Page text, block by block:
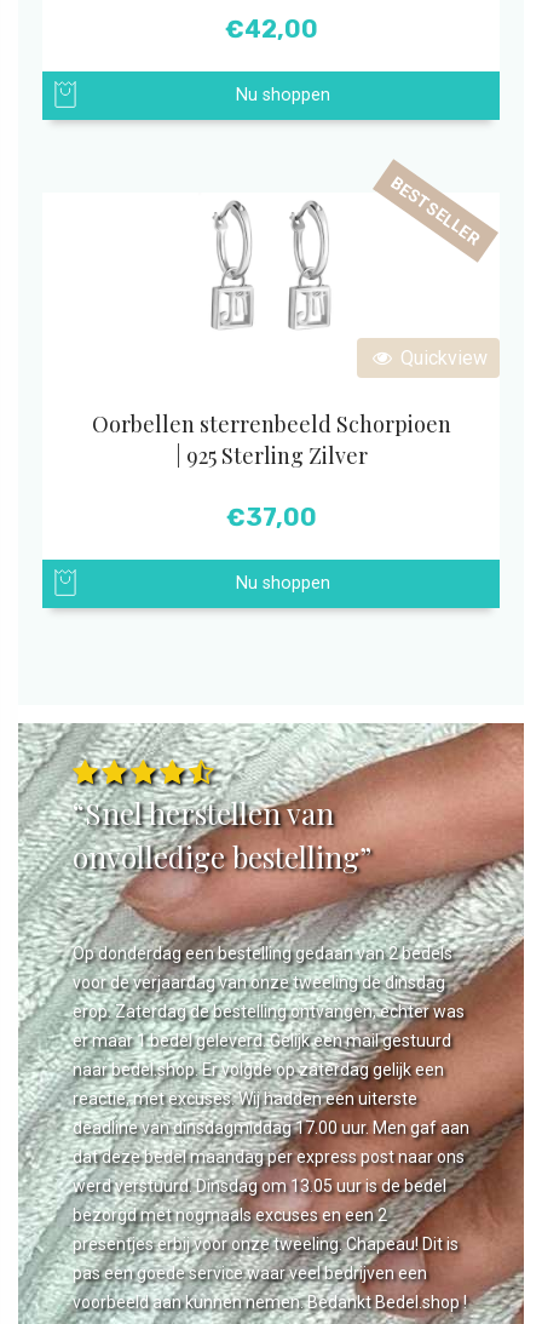
€42,00
Nu shoppen
Quickview
BESTSELLER
Oorbellen sterrenbeeld Schorpioen
| 925 Sterling Zilver
€37,00
Nu shoppen
“Snel herstellen van
onvolledige bestelling”
Op donderdag een bestelling gedaan van 2 bedels
voor de verjaardag van onze tweeling de dinsdag
erop. Zaterdag de bestelling ontvangen, echter was
er maar 1 bedel geleverd. Gelijk een mail gestuurd
naar bedel.shop. Er volgde op zaterdag gelijk een
reactie, met excuses. Wij hadden een uiterste
deadline van dinsdagmiddag 17.00 uur. Men gaf aan
dat deze bedel maandag per express post naar ons
werd verstuurd. Dinsdag om 13.05 uur is de bedel
bezorgd met nogmaals excuses en een 2
presentjes erbij voor onze tweeling. Chapeau! Dit is
pas een goede service waar veel bedrijven een
voorbeeld aan kunnen nemen. Bedankt Bedel.shop !